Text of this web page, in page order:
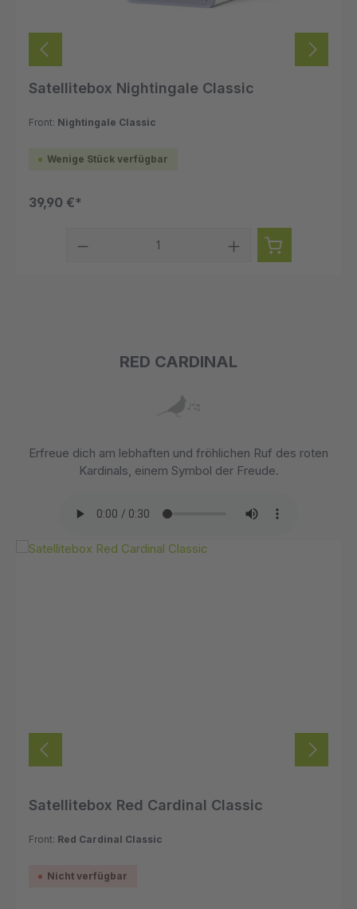
Satellitebox Nightingale Classic
Front: Nightingale Classic
Wenige Stück verfügbar
39,90 €*
RED CARDINAL
Erfreue dich am lebhaften und fröhlichen Ruf des roten
Kardinals, einem Symbol der Freude.
Satellitebox Red Cardinal Classic
Front: Red Cardinal Classic
Nicht verfügbar